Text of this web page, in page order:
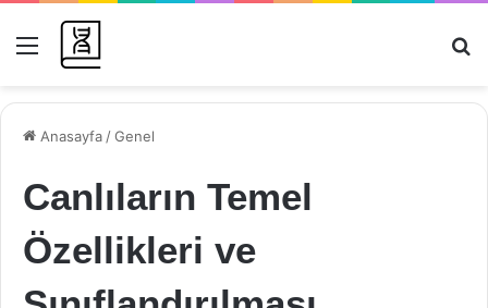
Menü
Anasayfa /Genel
Canlıların Temel
Özellikleri ve